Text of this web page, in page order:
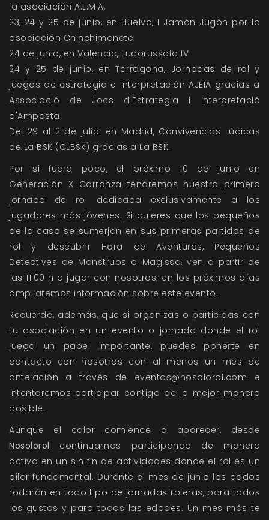
la asociación A.L.M.A.
23, 24 y 25 de junio, en Huelva, I Jamón Jugón por la
asociación Chinchimonete.
24 de junio, en Valencia, Ludorussafa IV
24 y 25 de junio, en Tarragona, Jornadas de rol y
juegos de estrategia e interpretación AJEIA gracias a
Associació de Jocs d'Estrategia i Interpretació
d'Amposta.
Del 29 al 2 de julio. en Madrid, Convivencias Lúdicas
de La BSK (CLBSK) gracias a La BSK.
Por si fuera poco, el próximo 10 de junio en
Generación X Carranza tendremos nuestra primera
jornada de rol dedicada exclusivamente a los
jugadores más jóvenes. Si quieres que los pequeños
de la casa se sumerjan en sus primeras partidas de
rol y descubrir Hora de Aventuras, Pequeños
Detectives de Monstruos o Magissa, ven a partir de
las 11:00 h a jugar con nosotros; en los próximos días
ampliaremos información sobre este evento.
Recuerda, además, que si organizas o participas con
tu asociación en un evento o jornada donde el rol
juega un papel importante, puedes ponerte en
contacto con nosotros con al menos un mes de
antelación a través de eventos@nosolorol.com e
intentaremos participar contigo de la mejor manera
posible.
Aunque el calor comience a aparecer, desde
Nosolorol continuamos participando de manera
activa en un sin fin de actividades donde el rol es un
pilar fundamental. Durante el mes de junio los dados
rodarán en todo tipo de jornadas roleras, para todos
los gustos y para todas las edades. Un mes más te